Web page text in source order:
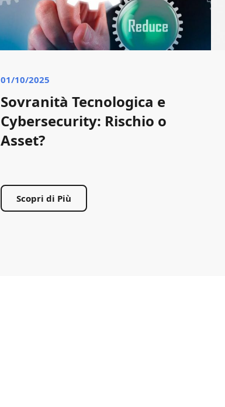
01/10/2025
Sovranità Tecnologica e
Cybersecurity: Rischio o
Asset?
Scopri di Più